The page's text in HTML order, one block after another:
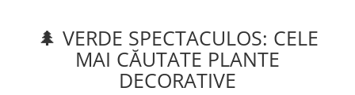
🌲 VERDE SPECTACULOS: CELE
MAI CĂUTATE PLANTE
DECORATIVE